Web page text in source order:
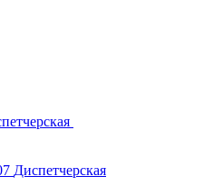
Диспетчерская